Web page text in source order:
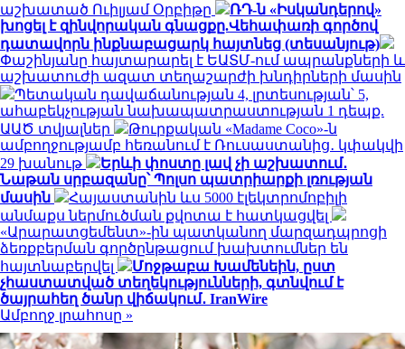
աշխատած Ուիլյամ Օրբիթը
ՌԴ-ն «Իսկանդերով»
խոցել է զինվորական գնացքը.Վեհափառի գործով
դատավորն ինքնաբացարկ հայտնեց (տեսանյութ)
Փաշինյանը հայտարարել է ԵԱՏՄ-ում ապրանքների և
աշխատուժի ազատ տեղաշարժի խնդիրների մասին
Պետական դավաճանության 4, լրտեսության՝ 5,
ահաբեկչության նախապատրաստության 1 դեպք.
ԱԱԾ տվյալներ
Թուրքական «Madame Coco»-ն
ամբողջությամբ հեռանում է Ռուսաստանից․ կփակվի
29 խանութ
Երևի փոստը լավ չի աշխատում․
Նաթան սրբազանը՝ Պոլսո պատրիարքի լռության
մասին
Հայաստանին ևս 5000 էլեկտրոմոբիլի
անմաքս ներմուծման քվոտա է հատկացվել
«Արարատցեմենտ»-ին պատկանող մարզադպրոցի
ձեռքբերման գործընթացում խախտումներ են
հայտնաբերվել
Մոջթաբա Խամենեին, ըստ
չհաստատված տեղեկությունների, գտնվում է
ծայրահեղ ծանր վիճակում․ IranWire
Ամբողջ լրահոսը »